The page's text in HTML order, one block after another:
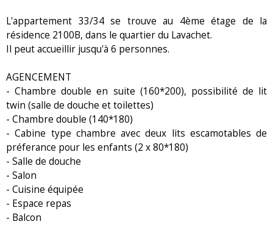
L'appartement 33/34 se trouve au 4ème étage de la
résidence 2100B, dans le quartier du Lavachet.
Il peut accueillir jusqu'à 6 personnes.
AGENCEMENT
- Chambre double en suite (160*200), possibilité de lit
twin (salle de douche et toilettes)
- Chambre double (140*180)
- Cabine type chambre avec deux lits escamotables de
préferance pour les enfants (2 x 80*180)
- Salle de douche
- Salon
- Cuisine équipée
- Espace repas
- Balcon